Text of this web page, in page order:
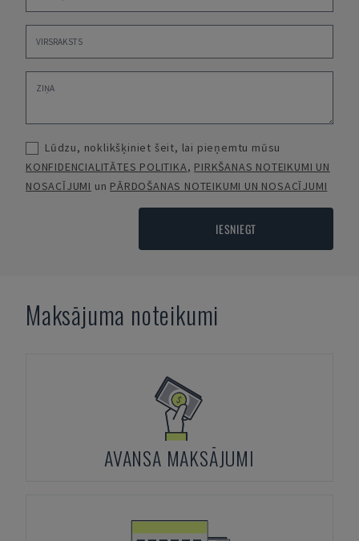
Lūdzu, noklikšķiniet šeit, lai pieņemtu mūsu
KONFIDENCIALITĀTES POLITIKA, PIRKŠANAS NOTEIKUMI UN
NOSACĪJUMI un PĀRDOŠANAS NOTEIKUMI UN NOSACĪJUMI
IESNIEGT
Maksājuma noteikumi
AVANSA MAKSĀJUMI